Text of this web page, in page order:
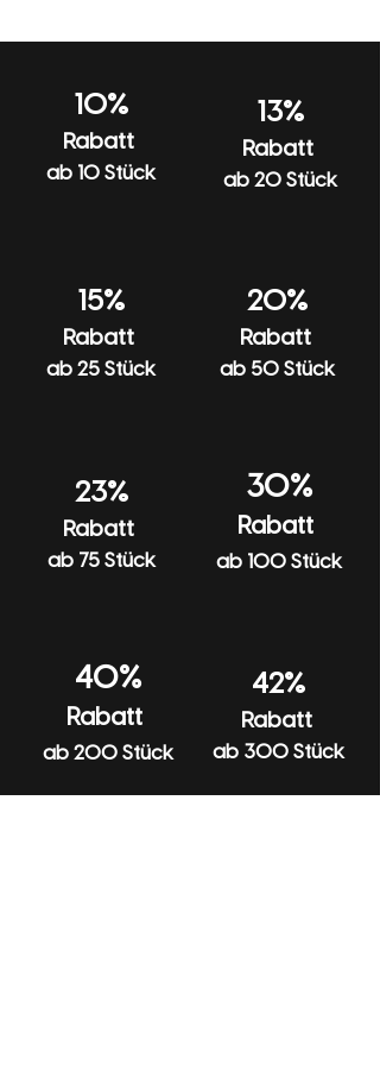
und keinen Weichspüler verwenden.
Beim Waschen und Bügeln auf links
drehen und nicht in den Trockner geben.
Mit ähnlichen Farben waschen.
10%
Rabatt
ab 10 Stück
13%
Rabatt
ab 20 Stück
15%
Rabatt
ab 25 Stück
20%
Rabatt
ab 50 Stück
23%
Rabatt
ab 75 Stück
30%
Rabatt
ab 100 Stück
40%
Rabatt
ab 200 Stück
42%
Rabatt
ab 300 Stück